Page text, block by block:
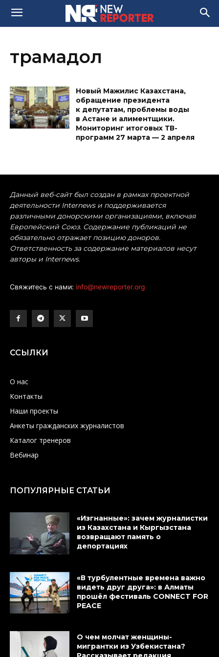
трамадол
Новый Мажилис Казахстана,
обращение президента
к депутатам, проблемы воды
в Астане и алиментщики.
Мониторинг итоговых ТВ-
программ 27 марта — 2 апреля
Данный веб-сайт был создан в рамках проектной
деятельности Internews и поддерживается
различными донорскими организациями, включая
Европейский Союз. Содержание публикаций не
обязательно отражает позицию доноров.
Ответственность за содержание материалов несут
авторы и Internews.
Свяжитесь с нами: info@newreporter.org
ССЫЛКИ
О нас
Контакты
Наши проекты
Анкеты гражданских журналистов
Каталог тренеров
Вебинар
ПОПУЛЯРНЫЕ СТАТЬИ
«Изгнанные»: зачем журналистки
из Казахстана и Кыргызстана
возвращают память о
депортациях
«В турбулентные времена важно
видеть друг друга»: в Алматы
прошёл фестиваль CONNECT FOR
PEACE
О чем молчат женщины-
мигрантки из Узбекистана?